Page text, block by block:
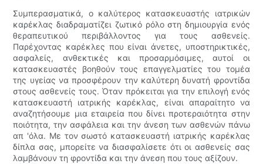
Συμπερασματικά, ο καλύτερος κατασκευαστής ιατρικών
καρέκλας διαδραματίζει ζωτικό ρόλο στη δημιουργία ενός
θεραπευτικού περιβάλλοντος για τους ασθενείς.
Παρέχοντας καρέκλες που είναι άνετες, υποστηρικτικές,
ασφαλείς, ανθεκτικές και προσαρμόσιμες, αυτοί οι
κατασκευαστές βοηθούν τους επαγγελματίες του τομέα
της υγείας να προσφέρουν την καλύτερη δυνατή φροντίδα
στους ασθενείς τους. Όταν πρόκειται για την επιλογή ενός
κατασκευαστή ιατρικής καρέκλας, είναι απαραίτητο να
αναζητήσουμε μια εταιρεία που δίνει προτεραιότητα στην
ποιότητα, την ασφάλεια και την άνεση των ασθενών πάνω
απ 'όλα. Με τον σωστό κατασκευαστή ιατρικής καρέκλας
δίπλα σας, μπορείτε να διασφαλίσετε ότι οι ασθενείς σας
λαμβάνουν τη φροντίδα και την άνεση που τους αξίζουν.